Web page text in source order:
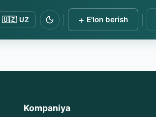
🇺🇿 UZ + E'lon berish
Kompaniya